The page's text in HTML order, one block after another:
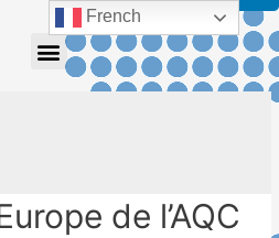
de l’AQC
French